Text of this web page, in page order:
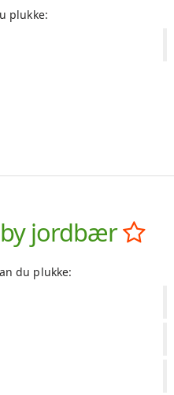
plukke:
jordbær
du plukke: